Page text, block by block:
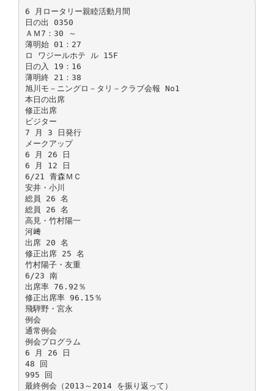
6 月ロータリー親睦活動月間
日の出 0350
ＡＭ7：30 ～
薄明始 01：27
ロ ワジールホテ ル 15F
日の入 19：16
薄明終 21：38
旭川モ－ニングロ－タリ－クラブ会報 No1
本日の出席
修正出席
ビジター
7 月 3 日発行
メークアップ
6 月 26 日
6 月 12 日
6/21 青森ＭＣ
安井・小川
総員 26 名
総員 26 名
高見・竹村陽一
河﨑
出席 20 名
修正出席 25 名
竹村陽子・友重
6/23 南
出席率 76.92％
修正出席率 96.15％
飛騨野・宮永
例会
通常例会
例会プログラム
6 月 26 日
48 回
995 回
最終例会（2013～2014 を振り返って）